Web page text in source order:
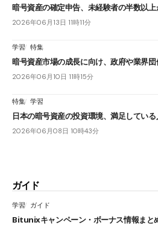
暗号資産の確定申告、未経験者の半数以
2026年06月13日 11時11分
学習 特集
暗号資産市場の成長に向け、政府や業界
2026年06月10日 11時15分
特集 学習
日本の暗号資産の投資環境、満足してい
2026年06月08日 10時43分
ガイド
学習 ガイド
Bitunixキャンペーン・ボーナス情報まと